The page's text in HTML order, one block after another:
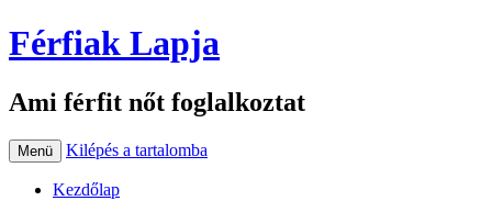
Férfiak Lapja
Ami férfit nőt foglalkoztat
Menü Kilépés a tartalomba
Kezdőlap